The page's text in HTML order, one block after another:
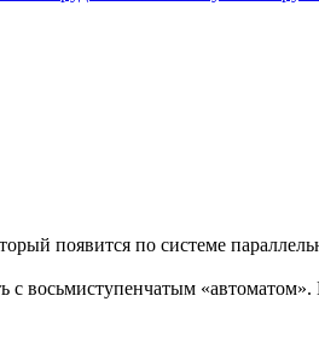
появится по системе
с восьмиступенчатым